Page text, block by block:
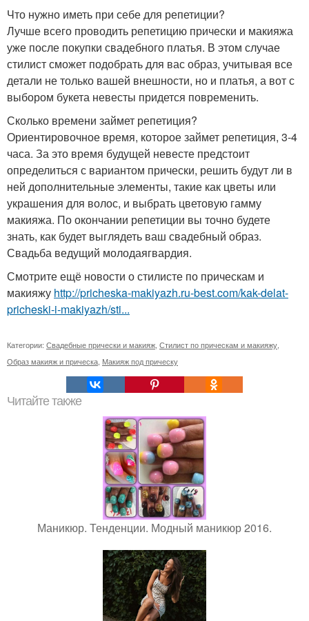
Что нужно иметь при себе для репетиции?
Лучше всего проводить репетицию прически и макияжа
уже после покупки свадебного платья. В этом случае
стилист сможет подобрать для вас образ, учитывая все
детали не только вашей внешности, но и платья, а вот с
выбором букета невесты придется повременить.
Сколько времени займет репетиция?
Ориентировочное время, которое займет репетиция, 3-4
часа. За это время будущей невесте предстоит
определиться с вариантом прически, решить будут ли в
ней дополнительные элементы, такие как цветы или
украшения для волос, и выбрать цветовую гамму
макияжа. По окончании репетиции вы точно будете
знать, как будет выглядеть ваш свадебный образ.
Свадьба ведущий молодаягвардия.
Смотрите ещё новости о стилисте по прическам и
макияжу http://pricheska-makiyazh.ru-best.com/kak-delat-
pricheski-i-makiyazh/sti...
Категории: Свадебные прически и макияж, Стилист по прическам и макияжу,
Образ макияж и прическа, Макияж под прическу
Читайте также
Маникюр. Тенденции. Модный маникюр 2016.